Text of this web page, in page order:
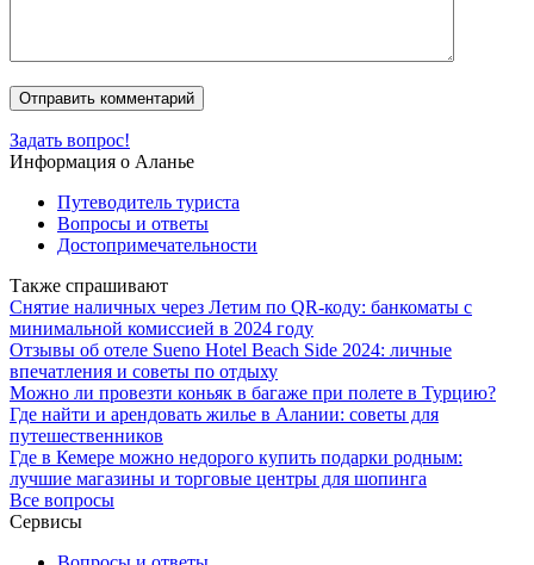
Задать вопрос!
Информация о Аланье
Путеводитель туриста
Вопросы и ответы
Достопримечательности
Также спрашивают
Снятие наличных через Летим по QR-коду: банкоматы с
минимальной комиссией в 2024 году
Отзывы об отеле Sueno Hotel Beach Side 2024: личные
впечатления и советы по отдыху
Можно ли провезти коньяк в багаже при полете в Турцию?
Где найти и арендовать жилье в Алании: советы для
путешественников
Где в Кемере можно недорого купить подарки родным:
лучшие магазины и торговые центры для шопинга
Все вопросы
Сервисы